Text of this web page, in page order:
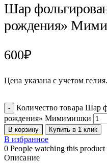
Шар
рождения»
600₽
Цена указана с учетом гелия.
Количество товара Шар
рождения» Мимимишки
В корзину Купить в 1 клик
В избранное
0 People watching this
Описание